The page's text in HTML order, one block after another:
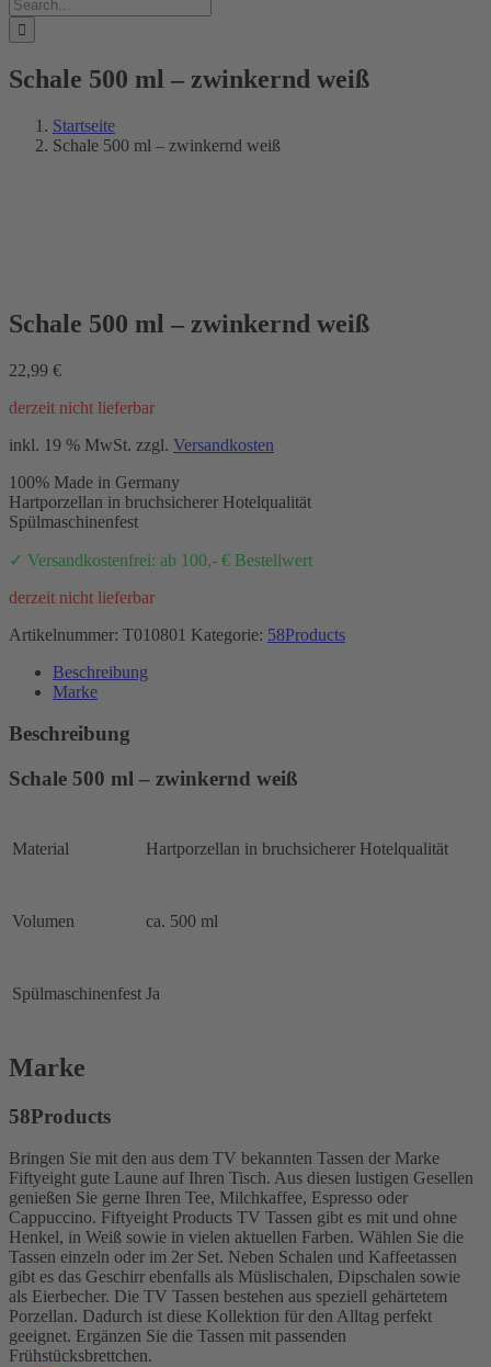
nach:
Schale 500 ml – zwinkernd weiß
Startseite
Schale 500 ml – zwinkernd weiß
Schale 500 ml – zwinkernd weiß
22,99 €
derzeit nicht lieferbar
inkl. 19 % MwSt. zzgl. Versandkosten
100% Made in Germany
Hartporzellan in bruchsicherer Hotelqualität
Spülmaschinenfest
✓ Versandkostenfrei: ab 100,- € Bestellwert
derzeit nicht lieferbar
Artikelnummer: T010801 Kategorie: 58Products
Beschreibung
Marke
Beschreibung
Schale 500 ml – zwinkernd weiß
Material Hartporzellan in bruchsicherer Hotelqualität
Volumen ca. 500 ml
Spülmaschinenfest Ja
Marke
58Products
Bringen Sie mit den aus dem TV bekannten Tassen der Marke
Fiftyeight gute Laune auf Ihren Tisch. Aus diesen lustigen Gesellen
genießen Sie gerne Ihren Tee, Milchkaffee, Espresso oder
Cappuccino. Fiftyeight Products TV Tassen gibt es mit und ohne
Henkel, in Weiß sowie in vielen aktuellen Farben. Wählen Sie die
Tassen einzeln oder im 2er Set. Neben Schalen und Kaffeetassen
gibt es das Geschirr ebenfalls als Müslischalen, Dipschalen sowie
als Eierbecher. Die TV Tassen bestehen aus speziell gehärtetem
Porzellan. Dadurch ist diese Kollektion für den Alltag perfekt
geeignet. Ergänzen Sie die Tassen mit passenden
Frühstücksbrettchen.